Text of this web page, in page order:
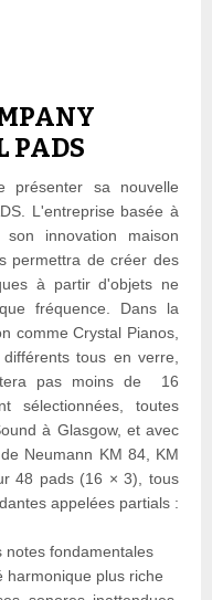
PADS
présenter sa nouvelle
L'entreprise basée à
innovation maison
permettra de créer des
à partir d'objets ne
fréquence. Dans la
comme Crystal Pianos,
tous en verre,
pas moins de 16
sélectionnées, toutes
à Glasgow, et avec
Neumann KM 84, KM
48 pads (16 × 3), tous
appelées partials :
notes fondamentales
harmonique plus riche